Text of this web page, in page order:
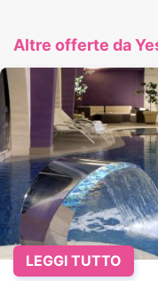
Altre offerte da
LEGGI TUTTO